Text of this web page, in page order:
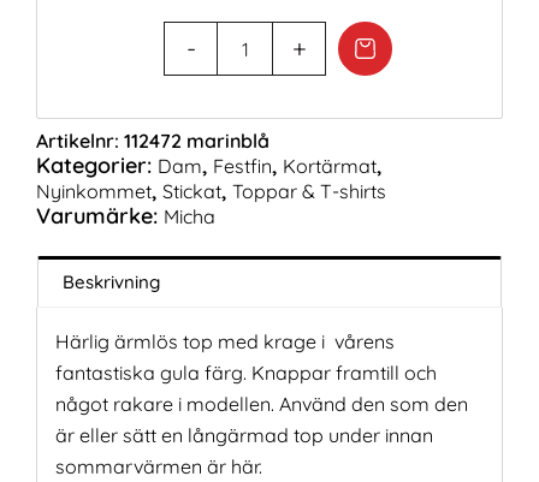
Artikelnr: 112472 marinblå
Kategorier: Dam, Festfin, Kortärmat,
Nyinkommet, Stickat, Toppar & T-shirts
Varumärke: Micha
Beskrivning
Härlig ärmlös top med krage i vårens
fantastiska gula färg. Knappar framtill och
något rakare i modellen. Använd den som den
är eller sätt en långärmad top under innan
sommarvärmen är här.